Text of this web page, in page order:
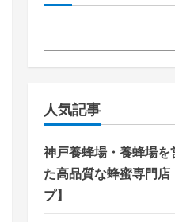
人気記事
神戸養蜂場・養蜂場
た高品質な蜂蜜専門
プ】